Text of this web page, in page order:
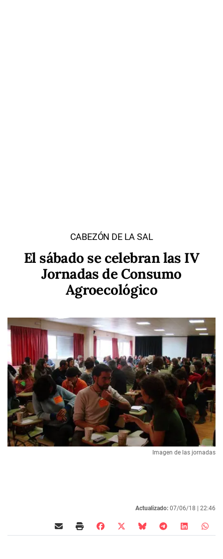
CABEZÓN DE LA SAL
El sábado se celebran las IV
Jornadas de Consumo
Agroecológico
Imagen de las jornadas
Actualizado: 07/06/18 | 22:46